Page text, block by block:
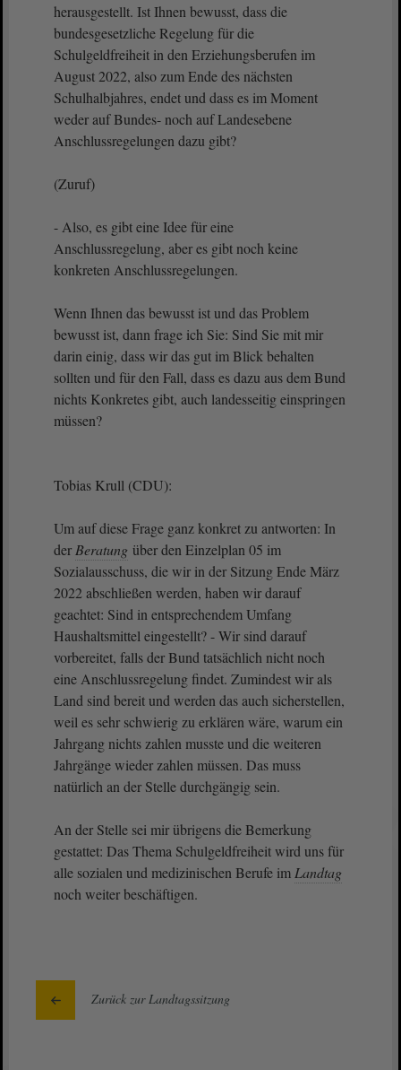
herausgestellt. Ist Ihnen bewusst, dass die
bundesgesetzliche Regelung für die
Schulgeldfreiheit in den Erziehungsberufen im
August 2022, also zum Ende des nächsten
Schulhalbjahres, endet und dass es im Moment
weder auf Bundes- noch auf Landesebene
Anschlussregelungen dazu gibt?
(Zuruf)
- Also, es gibt eine Idee für eine
Anschlussregelung, aber es gibt noch keine
konkreten Anschlussregelungen.
Wenn Ihnen das bewusst ist und das Problem
bewusst ist, dann frage ich Sie: Sind Sie mit mir
darin einig, dass wir das gut im Blick behalten
sollten und für den Fall, dass es dazu aus dem Bund
nichts Konkretes gibt, auch landesseitig einspringen
müssen?
Tobias Krull (CDU):
Um auf diese Frage ganz konkret zu antworten: In
der Beratung über den Einzelplan 05 im
Sozialausschuss, die wir in der Sitzung Ende März
2022 abschließen werden, haben wir darauf
geachtet: Sind in entsprechendem Umfang
Haushaltsmittel eingestellt? - Wir sind darauf
vorbereitet, falls der Bund tatsächlich nicht noch
eine Anschlussregelung findet. Zumindest wir als
Land sind bereit und werden das auch sicherstellen,
weil es sehr schwierig zu erklären wäre, warum ein
Jahrgang nichts zahlen musste und die weiteren
Jahrgänge wieder zahlen müssen. Das muss
natürlich an der Stelle durchgängig sein.
An der Stelle sei mir übrigens die Bemerkung
gestattet: Das Thema Schulgeldfreiheit wird uns für
alle sozialen und medizinischen Berufe im Landtag
noch weiter beschäftigen.
Zurück zur Landtagssitzung